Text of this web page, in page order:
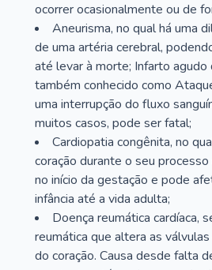
ocorrer ocasionalmente ou de
Aneurisma, no qual há uma
de uma artéria cerebral,
até levar à morte; Infarto agudo
também conhecido como
uma interrupção do fluxo
muitos casos, pode ser fatal;
Cardiopatia congênita, no
coração durante o seu
no início da gestação e pode
infância até a vida adulta;
Doença reumática cardíaca,
reumática que altera as
do coração. Causa desde falta